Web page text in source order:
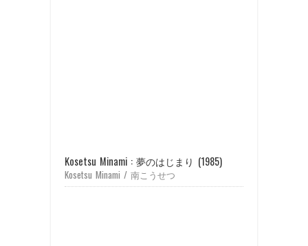
Kosetsu Minami : 夢のはじまり (1985)
Kosetsu Minami / 南こうせつ